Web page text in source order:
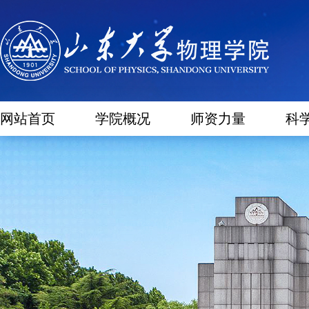
网站首页 学院概况 师资力量 科